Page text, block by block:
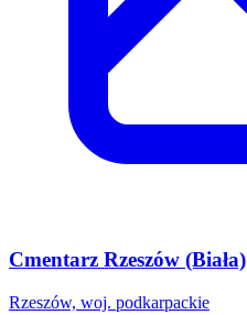
Cmentarz Rzeszów (Biała)
Rzeszów, woj. podkarpackie